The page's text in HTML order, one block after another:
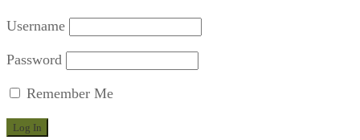
Username
Password
Remember Me